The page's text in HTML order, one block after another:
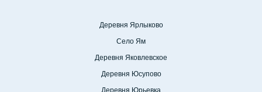
Деревня Ярлыково
Село Ям
Деревня Яковлевское
Деревня Юсупово
Деревня Юрьевка